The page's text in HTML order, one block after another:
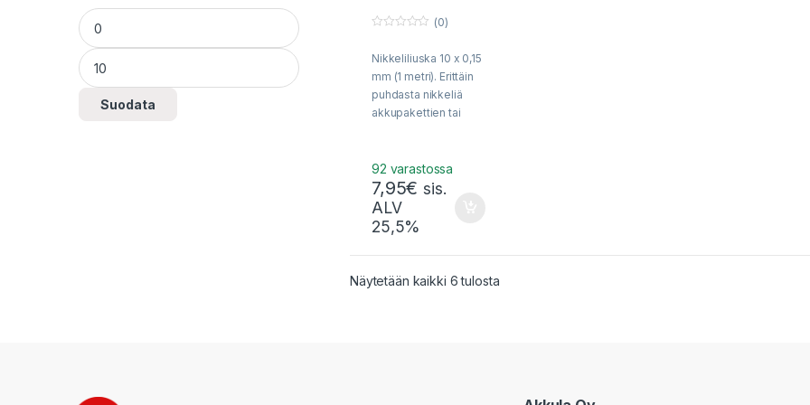
u
o
f
5
(0)
Nikkeliliuska 10 x 0,15
mm (1 metri). Erittäin
puhdasta nikkeliä
akkupakettien tai
hitsaamiseen.
Voidaan toimittaa
kirjeenä /
pikkupakettina.
92 varastossa
7,95€ sis.
ALV
25,5%
Näytetään kaikki 6 tulostaSorted by popularity
Minimihinta
Maksimihinta
Suodata